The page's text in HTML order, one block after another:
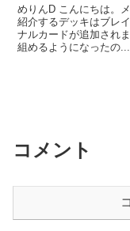
めりんD こんにちは。
紹介するデッキはブレ
ナルカードが追加され
組めるようになったの...
コメント